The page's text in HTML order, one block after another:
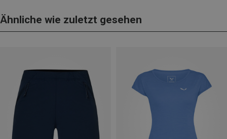
Ähnliche wie zuletzt gesehen